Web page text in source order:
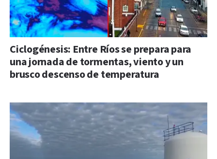
Ciclogénesis: Entre Ríos se prepara para
una jornada de tormentas, viento y un
brusco descenso de temperatura